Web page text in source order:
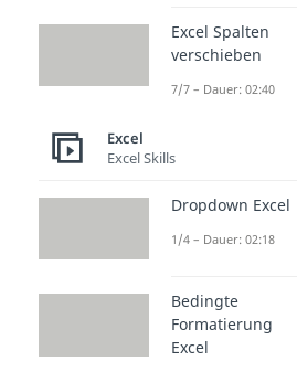
in die Formel
Die
, weil sie
7 ausgibt, die
Woche entspricht.
Excel Spalten
verschieben
7/7 – Dauer: 02:40
Excel
Excel Skills
Dropdown Excel
1/4 – Dauer: 02:18
Bedingte
Formatierung
Excel